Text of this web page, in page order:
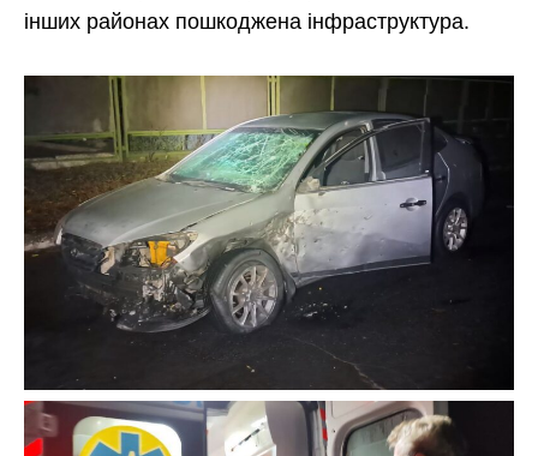
інших районах пошкоджена інфраструктура.